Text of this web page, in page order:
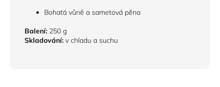
Bohatá vůně a sametová pěna
Balení: 250 g
Skladování: v chladu a suchu